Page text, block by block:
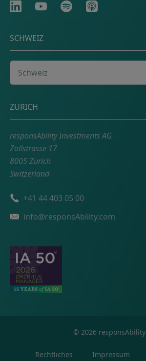
LinkedInYoutubeSpotify Apple
SCHWEIZ
Wählen Sie Ihr Land
Adresse
ZURICH
responsAbility Investments AG
Zollstrasse 17
8005 Zurich
Switzerland
Telefonnummer
+41 44 403 05 00
Emailinfo@responsAbility.com
© 2026 responsAbility
Rechtliches Impressum